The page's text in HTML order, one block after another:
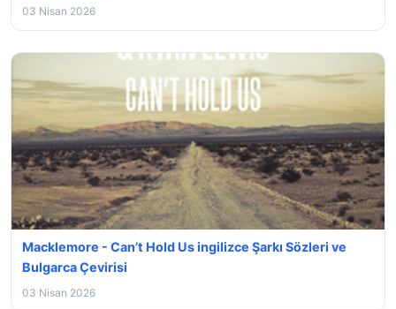
03 Nisan 2026
Macklemore - Can’t Hold Us ingilizce Şarkı Sözleri ve
Bulgarca Çevirisi
03 Nisan 2026